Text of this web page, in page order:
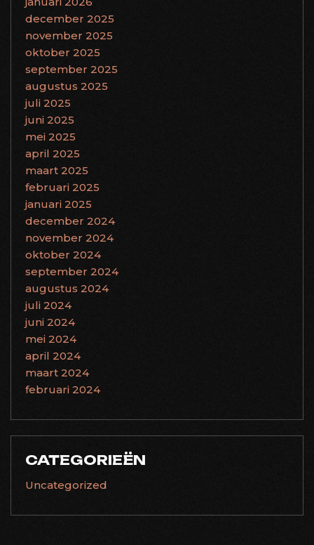
december 2025
november 2025
oktober 2025
september 2025
augustus 2025
juli 2025
juni 2025
mei 2025
april 2025
maart 2025
februari 2025
januari 2025
december 2024
november 2024
oktober 2024
september 2024
augustus 2024
juli 2024
juni 2024
mei 2024
april 2024
maart 2024
februari 2024
CATEGORIEËN
Uncategorized